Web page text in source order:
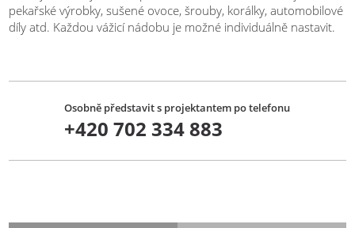
pekařské výrobky, sušené ovoce, šrouby, korálky, automobilové
díly atd. Každou vážicí nádobu je možné individuálně nastavit.
Osobně představit s projektantem po telefonu
+420 702 334 883